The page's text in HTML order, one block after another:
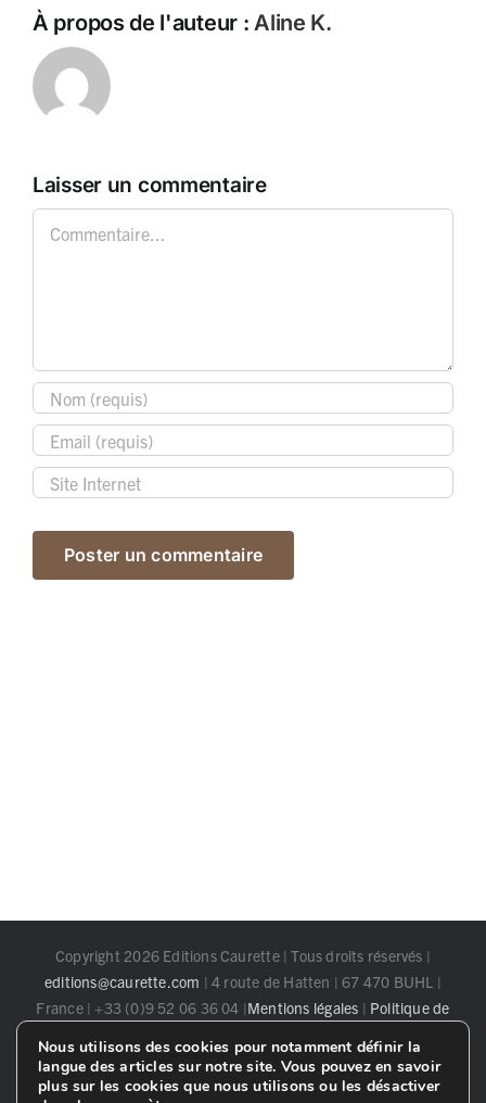
À propos de l'auteur :Aline K.
Laisser un commentaire
Copyright 2026 Editions Caurette | Tous droits réservés |
editions@caurette.com | 4 route de Hatten | 67 470 BUHL |
France | +33 (0)9 52 06 36 04 |Mentions légales | Politique de
Nous utilisons des cookies pour notamment définir la
langue des articles sur notre site. Vous pouvez en savoir
plus sur les cookies que nous utilisons ou les désactiver